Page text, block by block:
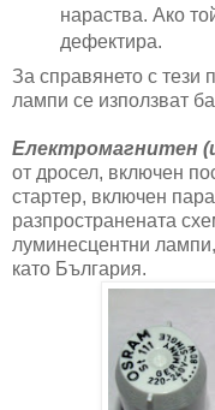
нараства. Ако
дефектира.
За справянето с тези
лампи се използват
Електромагнитен
от дросел, включен
стартер, включен
разпространената
луминесцентни
като България.